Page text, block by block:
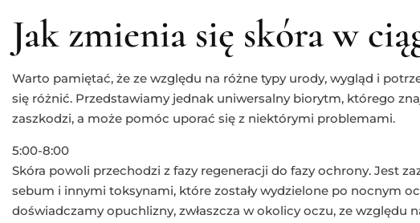
Jak zmienia się skóra w
Warto pamiętać, że ze względu na różne typy urody, wygląd i
się różnić. Przedstawiamy jednak uniwersalny biorytm, którego
zaszkodzi, a może pomóc uporać się z niektórymi problemami.
5:00-8:00
Skóra powoli przechodzi z fazy regeneracji do fazy ochrony. Jest
sebum i innymi toksynami, które zostały wydzielone po nocnym
doświadczamy opuchlizny, zwłaszcza w okolicy oczu, ze względu